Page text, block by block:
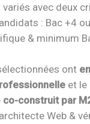
avec deux
: Bac +4
& minimum
ont
et le
co-construit par
Web &